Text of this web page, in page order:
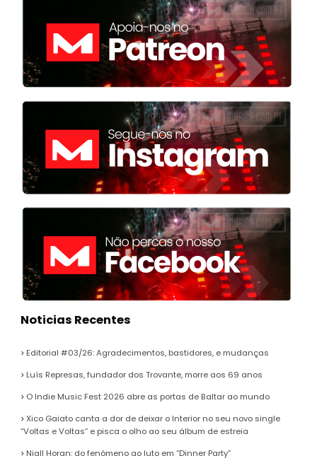
Noticias Recentes
Editorial #03/26: Agradecimentos, bastidores, e mudanças
Luís Represas, fundador dos Trovante, morre aos 69 anos
O Indie Music Fest 2026 abre as portas de Baltar ao mundo
Xico Gaiato canta a dor de deixar o Interior no seu novo single
“Voltas e Voltas” e pisca o olho ao seu álbum de estreia
Niall Horan: do fenómeno ao luto em “Dinner Party”